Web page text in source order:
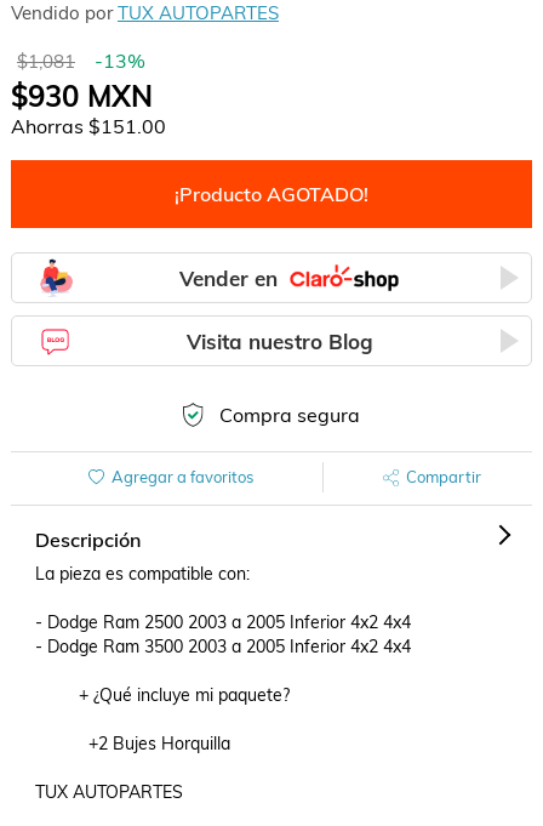
Vendido porTUX AUTOPARTES
$1,081 -13%
$930MXN
Ahorras $151.00
¡Producto AGOTADO!
Vender en
Visita nuestro Blog
Compra segura
Agregar a favoritos Compartir
Descripción
La pieza es compatible con:
- Dodge Ram 2500 2003 a 2005 Inferior 4x2 4x4
- Dodge Ram 3500 2003 a 2005 Inferior 4x2 4x4
         + ¿Qué incluye mi paquete?
           +2 Bujes Horquilla
TUX AUTOPARTES